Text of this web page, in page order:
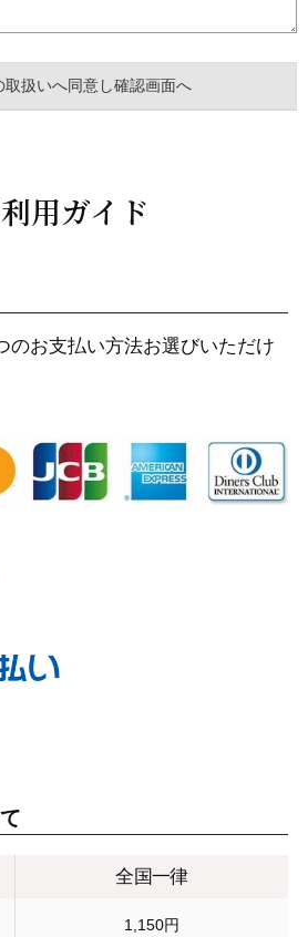
用ガイド
のお支払い方法お選びいただけ
全国一律
1,150円